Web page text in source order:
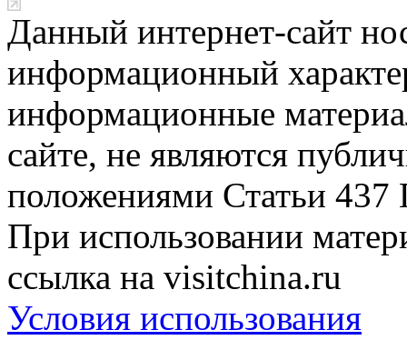
Данный интернет-сайт
информационный
информационные
сайте, не являются
положениями Статьи 437
При использовании
ссылка на visitchina.ru
Условия использования